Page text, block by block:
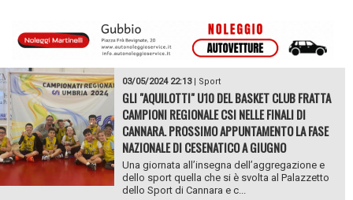
03/05/2024 22:13| Sport
GLI "AQUILOTTI" U10 DEL BASKET CLUB FRATTA
CAMPIONI REGIONALE CSI NELLE FINALI DI
CANNARA. PROSSIMO APPUNTAMENTO LA FASE
NAZIONALE DI CESENATICO A GIUGNO
Una giornata all’insegna dell’aggregazione e
dello sport quella che si è svolta al Palazzetto
dello Sport di Cannara e c...